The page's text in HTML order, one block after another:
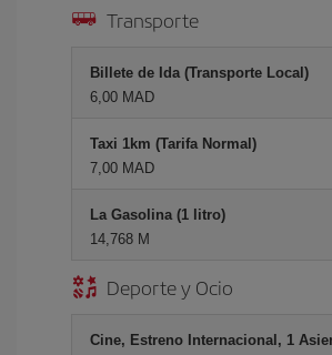
Transporte
Billete de Ida (Transporte Local)
6,00 MAD
Taxi 1km (Tarifa Normal)
7,00 MAD
La Gasolina (1 litro)
14,768 M
Deporte y Ocio
Cine, Estreno Internacional, 1